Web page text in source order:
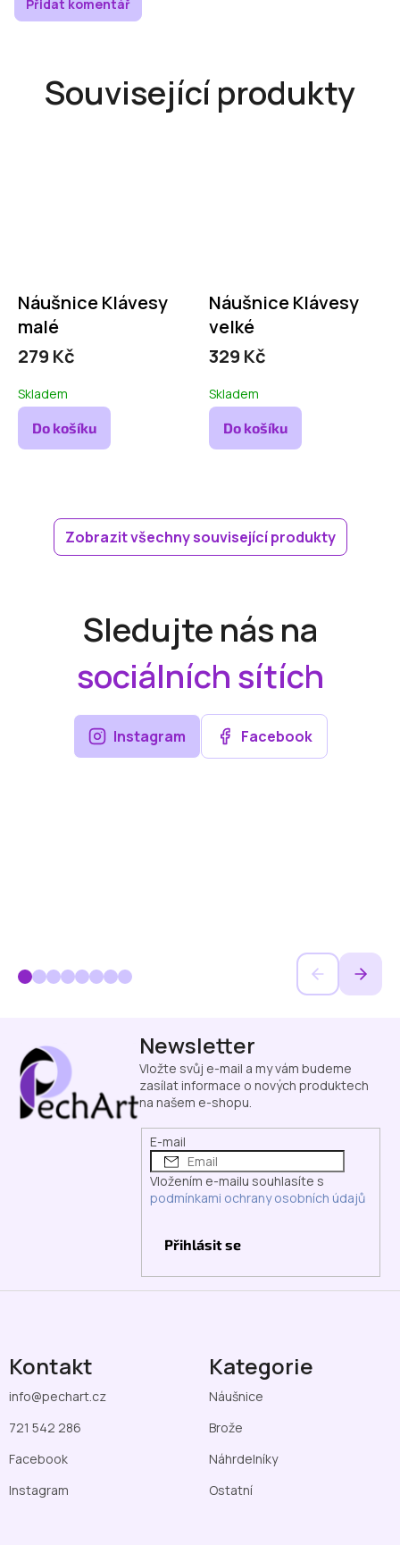
Související produkty
Náušnice Klávesy
malé
279 Kč
Skladem
Do košíku
Náušnice Klávesy
velké
329 Kč
Skladem
Do košíku
Zobrazit všechny související produkty
Přidat komentář
Sledujte nás na
sociálních sítích
Instagram Facebook
Newsletter
Vložte svůj e-mail a my vám budeme
zasílat informace o nových produktech
na našem e-shopu.
E-mail
Vložením e-mailu souhlasíte s
podmínkami ochrany osobních údajů
Přihlásit se
Kontakt
info@pechart.cz
721 542 286
Facebook
Instagram
Kategorie
Náušnice
Brože
Náhrdelníky
Ostatní